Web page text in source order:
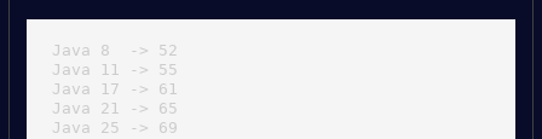
Java 8  -> 52
Java 11 -> 55
Java 17 -> 61
Java 21 -> 65
Java 25 -> 69